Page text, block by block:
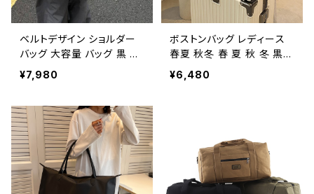
ベルトデザイン ショルダー
バッグ 大容量 バッグ 黒 ワ
ンショルダー トート 肩掛け
モード系 ストリートコーデ
ド 大人女子 通勤通学 A4
収納 ブラック K-B0196
¥7,980
ボストンバッグ レディース
春夏 秋冬 春 夏 秋 冬 黒
バッグ マザーズバッグ 大容
量バッグ バック 旅行バッグ
トン バック トラベル 旅行バ
ック かばん ママバッグ 大
容量 大きめ 旅行 通学 通
勤 大学生 女の子 A4 B4
¥6,480